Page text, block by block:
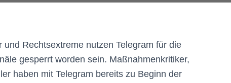
Rechtsextreme nutzen Telegram für die
gesperrt worden sein. Maßnahmenkritiker,
haben mit Telegram bereits zu Beginn der